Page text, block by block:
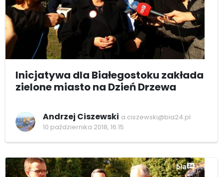
Inicjatywa dla Białegostoku zakłada
zielone miasto na Dzień Drzewa
Andrzej Ciszewski a.ciszewski@bia24.pl
10 października 2018, 16:15